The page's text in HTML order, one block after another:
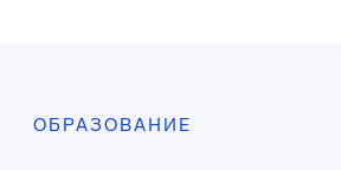
ОБРАЗОВАНИЕ